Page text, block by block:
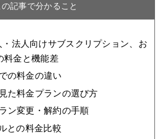
の記事で分かること
法人向けサブスクリプション、お
料金と機能差
の料金の違い
た料金プランの選び方
ン変更・解約の手順
との料金比較